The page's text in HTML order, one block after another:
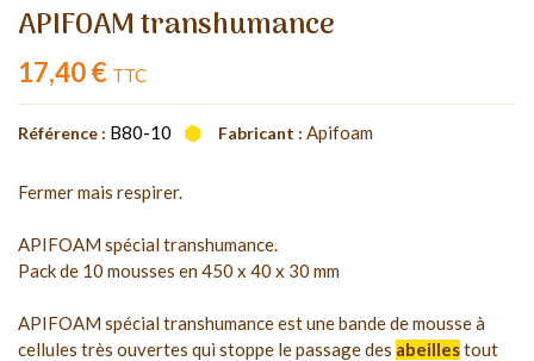
APIFOAM transhumance
17,40 € TTC
Référence : B80-10 Fabricant : Apifoam
Fermer mais respirer.
APIFOAM spécial transhumance.
Pack de 10 mousses en 450 x 40 x 30 mm
APIFOAM spécial transhumance est une bande de mousse à
cellules très ouvertes qui stoppe le passage des abeillestout